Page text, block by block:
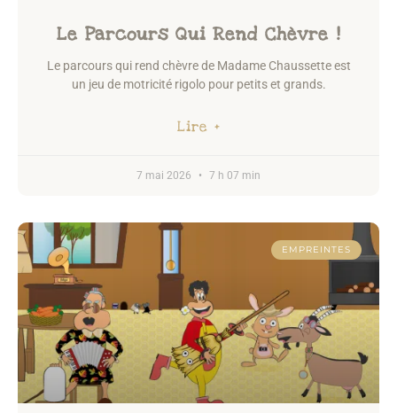
Le Parcours Qui Rend Chèvre !
Le parcours qui rend chèvre de Madame Chaussette est
un jeu de motricité rigolo pour petits et grands.
Lire +
7 mai 2026 7 h 07 min
EMPREINTES